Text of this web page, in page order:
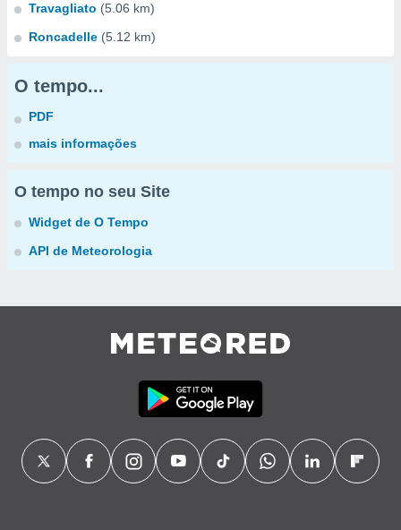
Travagliato (5.06 km)
Roncadelle (5.12 km)
O tempo...
PDF
mais informações
O tempo no seu Site
Widget de O Tempo
API de Meteorologia